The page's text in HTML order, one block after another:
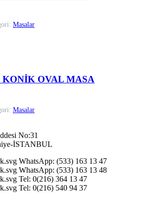
Masalar
KONİK OVAL MASA
Masalar
No:31
İSTANBUL
WhatsApp: (533) 163 13 47
WhatsApp: (533) 163 13 48
Tel: 0(216) 364 13 47
Tel: 0(216) 540 94 37